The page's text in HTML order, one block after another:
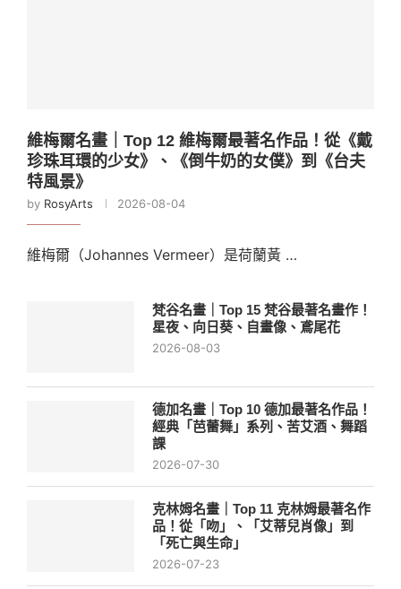
維梅爾名畫｜Top 12 維梅爾最著名作品！從《戴
珍珠耳環的少女》、《倒牛奶的女僕》到《台夫
特風景》
by RosyArts 2026-08-04
維梅爾（Johannes Vermeer）是荷蘭黃 …
梵谷名畫｜Top 15 梵谷最著名畫作！
星夜、向日葵、自畫像、鳶尾花
2026-08-03
德加名畫｜Top 10 德加最著名作品！
經典「芭蕾舞」系列、苦艾酒、舞蹈
課
2026-07-30
克林姆名畫｜Top 11 克林姆最著名作
品！從「吻」、「艾蒂兒肖像」到
「死亡與生命」
2026-07-23